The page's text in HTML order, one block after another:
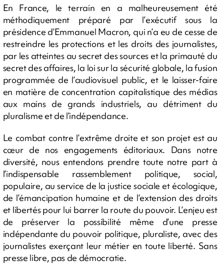
En France, le terrain en a malheureusement été
méthodiquement préparé par l’exécutif sous la
présidence d’Emmanuel Macron, qui n’a eu de cesse de
restreindre les protections et les droits des journalistes,
par les atteintes au secret des sources et la primauté du
secret des affaires, la loi sur la sécurité globale, la fusion
programmée de l’audiovisuel public, et le laisser-faire
en matière de concentration capitalistique des médias
aux mains de grands industriels, au détriment du
pluralisme et de l’indépendance.
Le combat contre l’extrême droite et son projet est au
cœur de nos engagements éditoriaux. Dans notre
diversité, nous entendons prendre toute notre part à
l’indispensable rassemblement politique, social,
populaire, au service de la justice sociale et écologique,
de l’émancipation humaine et de l’extension des droits
et libertés pour lui barrer la route du pouvoir. L’enjeu est
de préserver la possibilité même d’une presse
indépendante du pouvoir politique, pluraliste, avec des
journalistes exerçant leur métier en toute liberté. Sans
presse libre, pas de démocratie.